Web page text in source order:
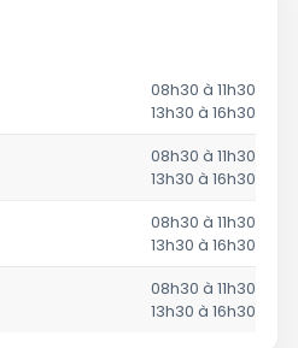
08h30 à 11h30
13h30 à 16h30
08h30 à 11h30
13h30 à 16h30
08h30 à 11h30
13h30 à 16h30
08h30 à 11h30
13h30 à 16h30